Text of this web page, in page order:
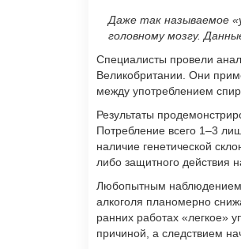
Даже так называемое
головному мозгу.
Специалисты провели
Великобритании. Они
между употреблением
Результаты
Потребление всего 1–3
наличие генетической
либо защитного действия
Любопытным наблюдением
алкоголя планомерно
ранних работах «легкое»
причиной, а следствием